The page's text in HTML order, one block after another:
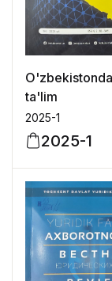
ta'lim
2025-1
2025-1